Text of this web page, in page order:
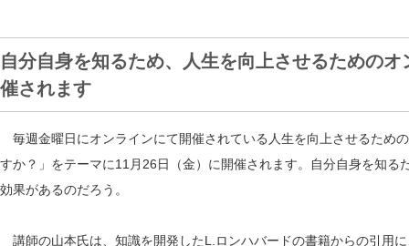
自分自身を知るため、人生を向上させるための
催されます
毎週金曜日にオンラインにて開催されている人生を向上させるため
すか？」をテーマに11月26日（金）に開催されます。自分自身を知る
効果があるのだろう。
講師の山本氏は、知識を開発したL.ロンハバードの書籍からの引用